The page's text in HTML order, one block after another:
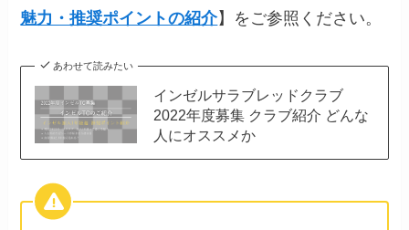
魅力・推奨ポイントの紹介】をご参照ください。
あわせて読みたい
インゼルサラブレッドクラブ
2022年度募集 クラブ紹介 どんな
人にオススメか